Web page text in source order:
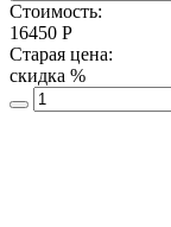
Стоимость:
16450 Р
Старая цена:
скидка %